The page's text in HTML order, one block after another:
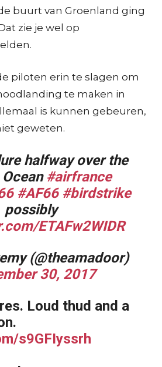
buurt van Groenland ging
zie je wel op
piloten erin te slagen om
te maken in
is kunnen gebeuren,
geweten.
halfway over the
#airfrance
#AF66 #birdstrike
possibly
ETAFw2WIDR
(@theamadoor)
30, 2017
Loud thud and a
s9GFIyssrh